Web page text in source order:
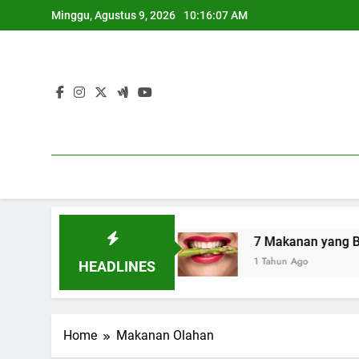
to
Minggu, Agustus 9, 2026 10:16:08 AM
HEADLINES
7 Makanan yang Bantu
1 Tahun Ago
Home Makanan Olahan